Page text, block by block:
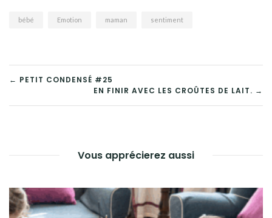
bébé Emotion maman sentiment
← PETIT CONDENSÉ #25
EN FINIR AVEC LES CROÛTES DE LAIT. →
Vous apprécierez aussi